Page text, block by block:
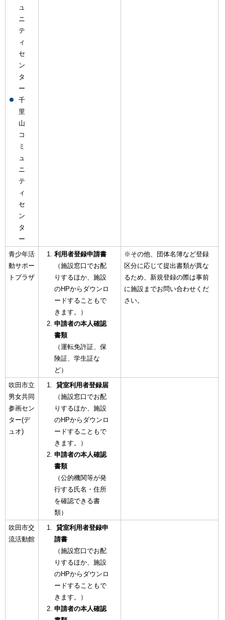
ュ
ニ
テ
ィ
セ
ン
タ
ー
千
里
山
コ
ミ
ュ
ニ
テ
ィ
セ
ン
タ
ー
青少年活
動サポー
トプラザ
利用者登録申請書
（施設窓口でお配
りするほか、施設
のHPからダウンロ
ードすることもで
きます。）
申請者の本人確認
書類
（運転免許証、保
険証、学生証な
ど）
※その他、団体名簿など登録
区分に応じて提出書類が異な
るため、新規登録の際は事前
に施設までお問い合わせくだ
さい。
吹田市立
男女共同
参画セン
ター(デ
ュオ)
貸室利用者登録届
（施設窓口でお配
りするほか、施設
のHPからダウンロ
ードすることもで
きます。）
申請者の本人確認
書類
（公的機関等が発
行する氏名・住所
を確認できる書
類）
吹田市交
流活動館
貸室利用者登録申
請書
（施設窓口でお配
りするほか、施設
のHPからダウンロ
ードすることもで
きます。）
申請者の本人確認